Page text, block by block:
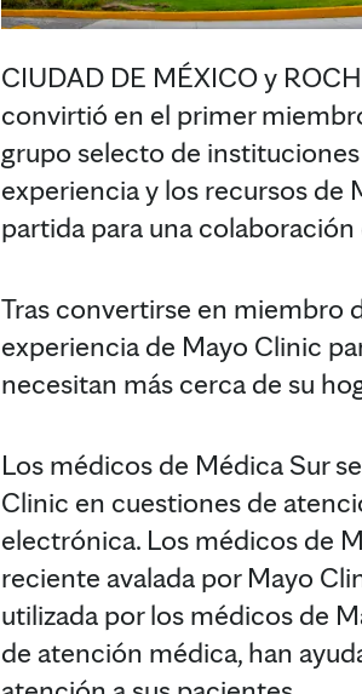
CIUDAD DE MÉXICO y
convirtió en el primer
grupo selecto de
experiencia y los recursos de
partida para una
Tras convertirse en miembro
experiencia de Mayo Clinic
necesitan más cerca de su
Los médicos de Médica Sur
Clinic en cuestiones de
electrónica. Los médicos de
reciente avalada por Mayo
utilizada por los médicos de
de atención médica, han